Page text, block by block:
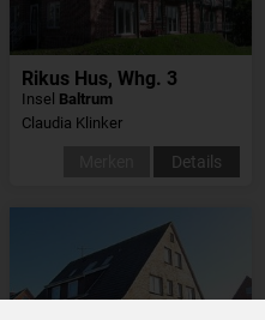
Rikus Hus, Whg. 3
Insel Baltrum
Claudia Klinker
Details